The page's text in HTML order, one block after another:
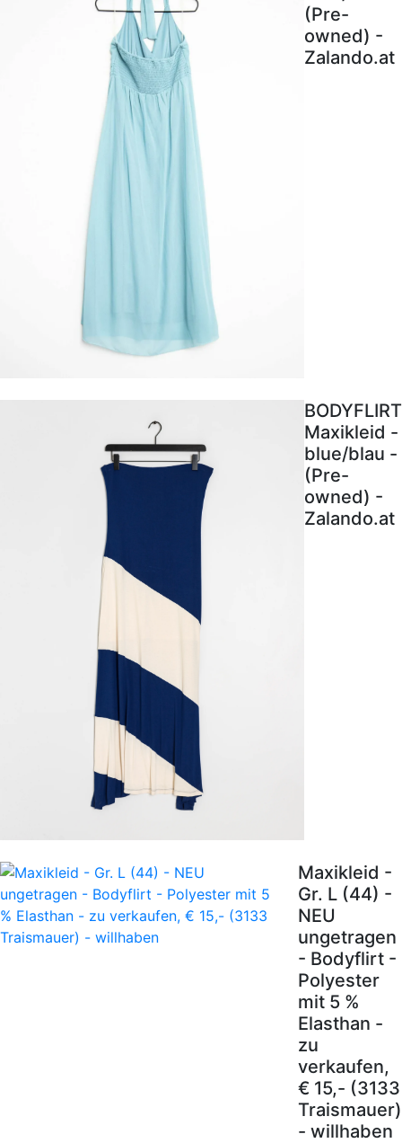
(Pre-
owned) -
Zalando.at
BODYFLIRT
Maxikleid -
blue/blau -
(Pre-
owned) -
Zalando.at
Maxikleid -
Gr. L (44) -
NEU
ungetragen
- Bodyflirt -
Polyester
mit 5 %
Elasthan -
zu
verkaufen,
€ 15,- (3133
Traismauer)
- willhaben